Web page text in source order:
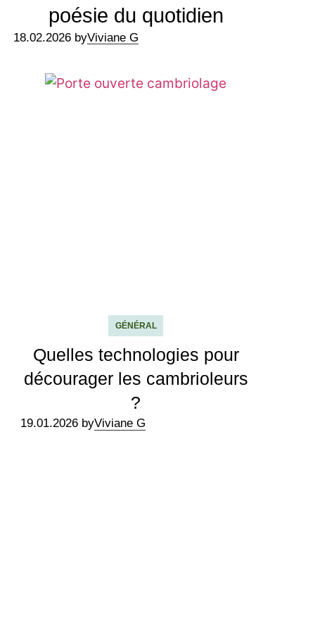
poésie du quotidien
18.02.2026 byViviane G
GÉNÉRAL
Quelles technologies pour
décourager les cambrioleurs
?
19.01.2026 byViviane G